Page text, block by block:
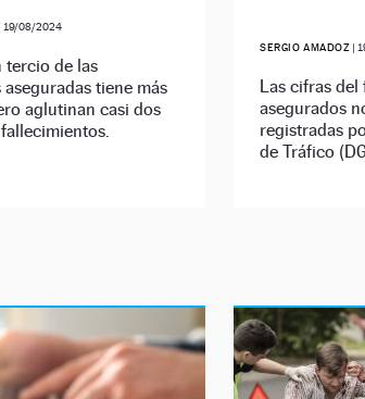
19/08/2024
tercio de las
tiene más
aglutinan casi dos
SERGIO AMADOZ |
Las cifras
asegurados
registradas
de Tráfico